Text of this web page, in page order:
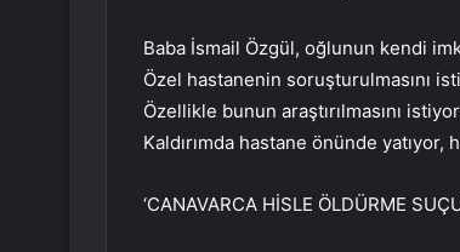
Baba İsmail Özgül, oğlunun kendi
Özel hastanenin soruşturulmasını
Özellikle bunun araştırılmasını
Kaldırımda hastane önünde
‘CANAVARCA HİSLE ÖLDÜRME